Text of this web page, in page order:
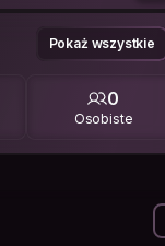
Pokaż wszystkie
0
Osobiste